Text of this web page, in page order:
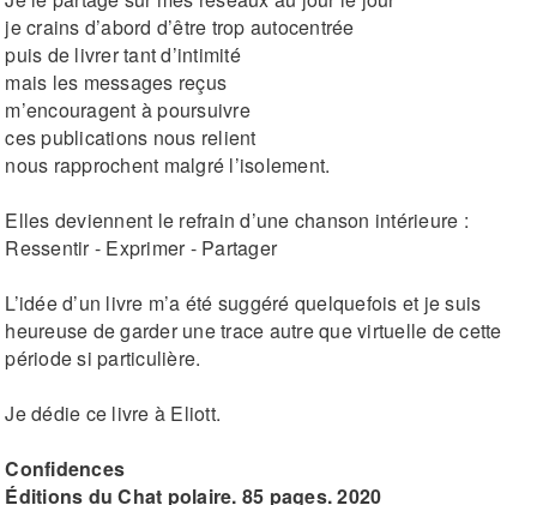
je crains d’abord d’être trop autocentrée
puis de livrer tant d’intimité
mais les messages reçus
m’encouragent à poursuivre
ces publications nous relient
nous rapprochent malgré l’isolement.
Elles deviennent le refrain d’une chanson intérieure :
Ressentir - Exprimer - Partager
L’idée d’un livre m’a été suggéré quelquefois et je suis
heureuse de garder une trace autre que virtuelle de cette
période si particulière.
Je dédie ce livre à Eliott.
Confidences
Éditions du Chat polaire. 85 pages. 2020